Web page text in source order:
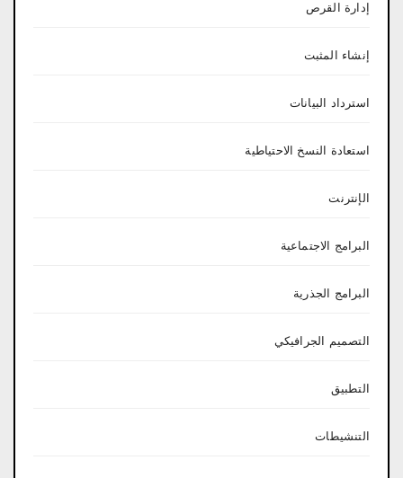
إدارة القرص
إنشاء المثبت
استرداد البيانات
استعادة النسخ الاحتياطية
الإنترنت
البرامج الاجتماعية
البرامج الجذرية
التصميم الجرافيكي
التطبيق
التنشيطات